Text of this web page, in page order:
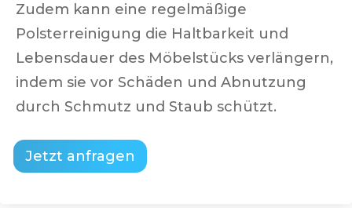
Zudem kann eine regelmäßige
Polsterreinigung die Haltbarkeit und
Lebensdauer des Möbelstücks verlängern,
indem sie vor Schäden und Abnutzung
durch Schmutz und Staub schützt.
Jetzt anfragen